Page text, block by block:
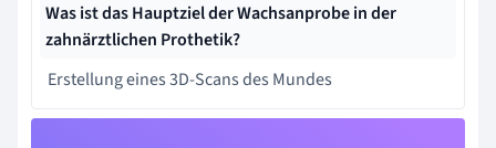
Was ist das Hauptziel der Wachsanprobe in der
zahnärztlichen Prothetik?
Erstellung eines 3D-Scans des Mundes